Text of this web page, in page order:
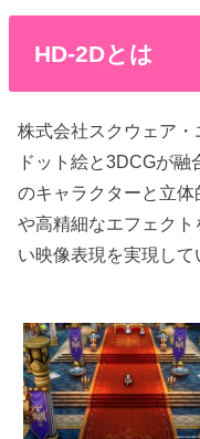
HD-2Dとは
株式会社スクウェア
ドット絵と3DCGが
のキャラクターと立
や高精細なエフェク
い映像表現を実現して